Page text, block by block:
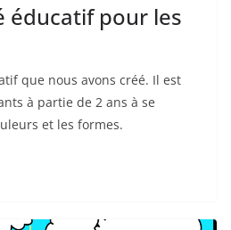
éducatif pour les
que nous avons créé. Il est
à partie de 2 ans à se
et les formes.